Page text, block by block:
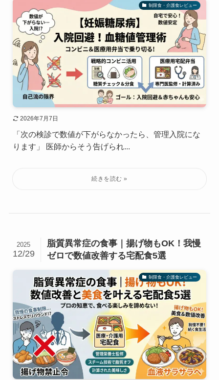
制限食・介護食レビュー
2026年7月7日
「次の検診で数値が下がらなかったら、管理入院にな
ります」 医師からそう告げられ...
脂質異常症の食事｜揚げ物もOK！我慢
ゼロで数値改善する宅配食5選
2025
12/29
制限食・介護食レビュー